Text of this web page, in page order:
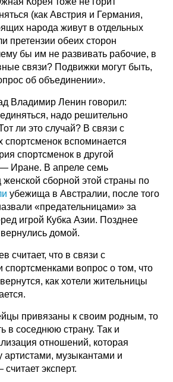
(как Австрия и Германия,
народа живут в отдельных
претензии обеих сторон
бы им не развивать рабочие, в
связи? Подвижки могут быть,
об объединении».
Владимир Ленин говорил:
надо решительно
ли это случай? В связи с
спортсменок вспоминается
спортсменок в другой
— Иране. В апреле семь
женской сборной этой страны по
убежища в Австралии, после того
«предательницами» за
игрой Кубка Азии. Позднее
домой.
считает, что в связи с
спортсменками вопрос о том, что
как хотели жительницы
привязаны к своим родным, то
в соседнюю страну. Так и
отношений, которая
артистами, музыкантами и
эксперт.